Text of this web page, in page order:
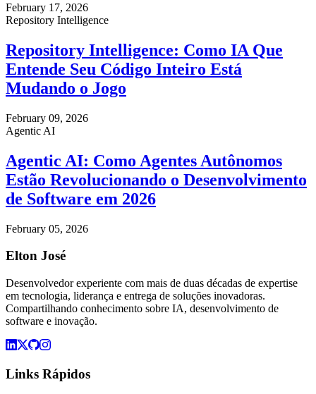
February 17, 2026
Repository Intelligence
Repository Intelligence: Como IA Que
Entende Seu Código Inteiro Está
Mudando o Jogo
February 09, 2026
Agentic AI
Agentic AI: Como Agentes Autônomos
Estão Revolucionando o Desenvolvimento
de Software em 2026
February 05, 2026
Elton José
Desenvolvedor experiente com mais de duas décadas de expertise
em tecnologia, liderança e entrega de soluções inovadoras.
Compartilhando conhecimento sobre IA, desenvolvimento de
software e inovação.
Links Rápidos